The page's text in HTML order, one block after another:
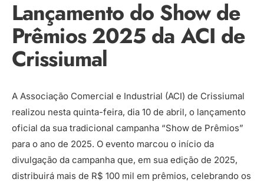
Lançamento do Show de
Prêmios 2025 da ACI de
Crissiumal
A Associação Comercial e Industrial (ACI) de Crissiumal
realizou nesta quinta-feira, dia 10 de abril, o lançamento
oficial da sua tradicional campanha “Show de Prêmios”
para o ano de 2025. O evento marcou o início da
divulgação da campanha que, em sua edição de 2025,
distribuirá mais de R$ 100 mil em prêmios, celebrando os